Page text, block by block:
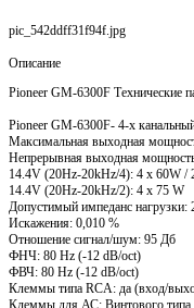
pic_542ddff31f94f.jpg
Описание
Pioneer GM-6300F Технические
Pioneer GM-6300F- 4-х
Максимальная выходная
Непрерывная выходная
14.4V (20Hz-20kHz/4): 4 x 60W /
14.4V (20Hz-20kHz/2): 4 x 75 W
Допустимый импеданс нагрузки:
Искажения: 0,010 %
Отношение сигнал/шум: 95 Дб
ФНЧ: 80 Hz (-12 dB/oct)
ФВЧ: 80 Hz (-12 dB/oct)
Клеммы типа RCA: да (вход/
Клеммы для АС: Винтового типа